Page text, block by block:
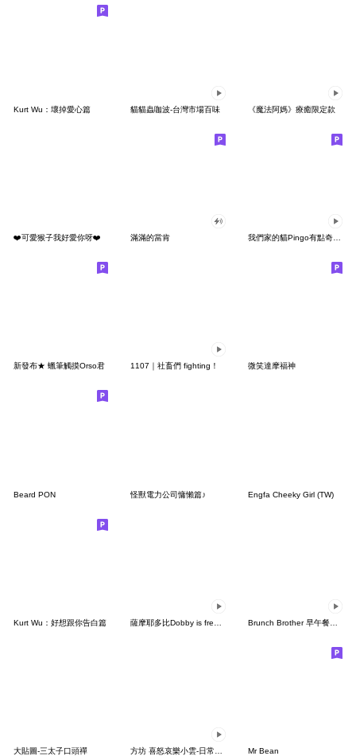
Kurt Wu：壞掉愛心篇 貓貓蟲咖波-台灣市場百味 《魔法阿媽》療癒限定款
❤️可愛猴子我好愛你呀❤️ 滿滿的當肯 我們家的貓Pingo有點奇怪 2
新發布★ 蠟筆觸摸Orso君 1107｜社畜們 fighting！ 微笑達摩福神
Beard PON 怪獸電力公司慵懶篇♪ Engfa Cheeky Girl (TW)
Kurt Wu：好想跟你告白篇 Brunch Brother 早午餐兄弟 Ver.2
大貼圖-三太子口頭禪 方坊 喜怒哀樂小雲-日常篇2 Mr Bean